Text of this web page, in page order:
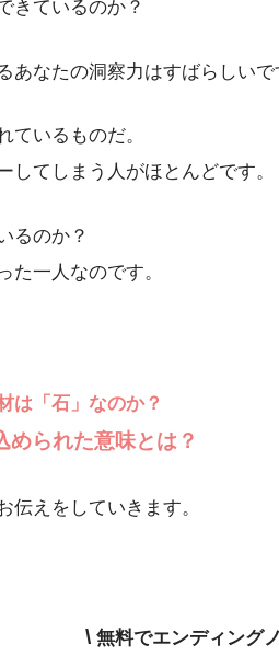
きているのか？
あなたの洞察力はすばらしいで
ているものだ。
してしまう人がほとんどです。
るのか？
た一人なのです。
は「石」なのか？
められた意味とは？
伝えをしていきます。
\ 無料でエンディング